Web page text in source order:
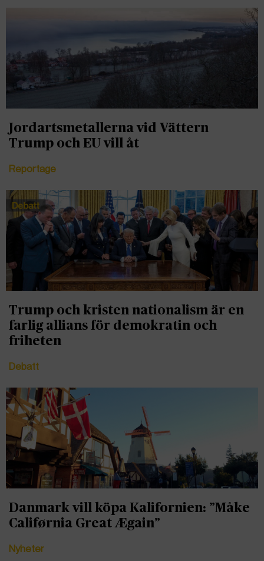
Jordartsmetallerna vid Vättern
Trump och EU vill åt
Reportage
Trump och kristen nationalism är en
farlig allians för demokratin och
friheten
Debatt
Danmark vill köpa Kalifornien: ”Måke
Califørnia Great Ægain”
Nyheter